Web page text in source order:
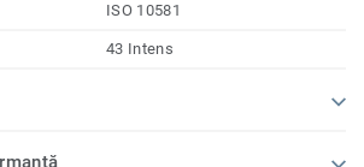
ISO 10581
43 Intens